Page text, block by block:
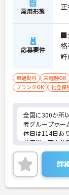
配置や夜間複
追われることな
ポートが可能
ご自身の理想
います。
雇用形態
応募要件
■
迎
車通勤可 未経験OK
ブランクOK
社会保
全国に300か所
者グループホー
休日は114日あ
前産後・育児休
活躍中で、ワー
働ける環境が整
の受講支援もあ
ト。将来的には
ャリアアップも
詳